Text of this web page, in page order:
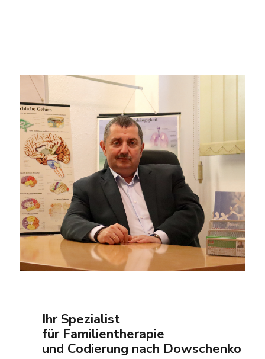
Ihr Spezialist
für Familientherapie
und Codierung nach Dowschenko